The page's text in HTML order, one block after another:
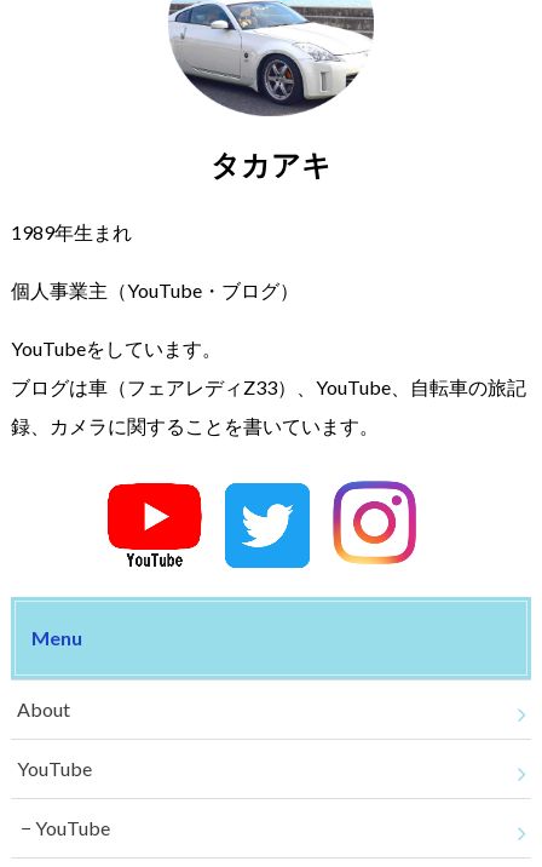
タカアキ
1989年生まれ
個人事業主（YouTube・ブログ）
YouTubeをしています。
ブログは車（フェアレディZ33）、YouTube、自転車の旅記
録、カメラに関することを書いています。
Menu
About
YouTube
YouTube